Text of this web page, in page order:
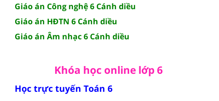
Giáo án Công nghệ 6 Cánh diều
Giáo án HĐTN 6 Cánh diều
Giáo án Âm nhạc 6 Cánh diều
Khóa học online lớp 6
Học trực tuyến Toán 6